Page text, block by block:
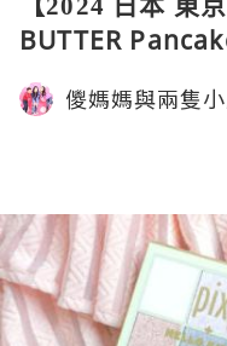
BUTTER
花園派對。限定餐
儍媽媽與兩隻